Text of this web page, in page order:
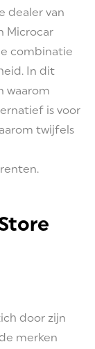
dealer van
Microcar
combinatie
In dit
waarom
is voor
twijfels
door zijn
merken